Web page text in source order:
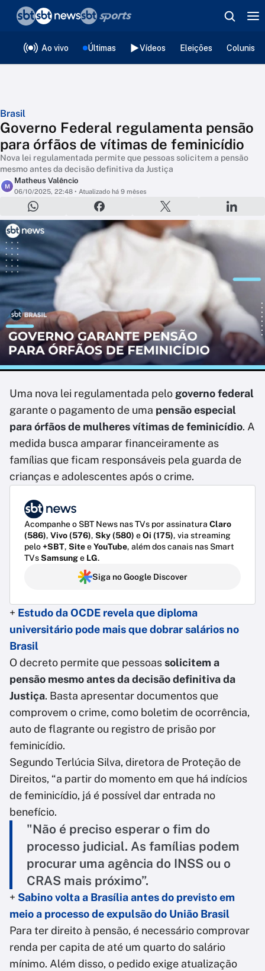
Ao vivo Últimas Vídeos Eleições
Brasil
Governo Federal regulamenta pensão
para órfãos de vítimas de feminicídio
Nova lei regulamentada permite que pessoas solicitem a pensão
mesmo antes da decisão definitiva da Justiça
M
Matheus Valêncio
06/10/2025, 22:48 • Atualizado há 9 mêses
Uma nova lei regulamentada pelo governo federal
garante o pagamento de uma pensão especial
para órfãos de mulheres vítimas de feminicídio. A
medida busca amparar financeiramente as
famílias que ficam responsáveis pela guarda de
crianças e adolescentes após o crime.
Acompanhe o SBT News nas TVs por assinatura Claro
(586), Vivo (576), Sky (580) eOi (175), via streaming
pelo+SBT, SiteeYouTube, além dos canais nas Smart
TVsSamsunge LG.
Siga no Google Discover
+ Estudo da OCDE revela que diploma
universitário pode mais que dobrar salários no
Brasil
O decreto permite que pessoassolicitem a
pensão mesmo antes da decisão definitiva da
Justiça. Basta apresentar documentos que
comprovem o crime, como boletim de ocorrência,
auto de flagrante ou registro de prisão por
feminicídio.
Segundo Terlúcia Silva, diretora de Proteção de
Direitos, “a partir do momento em que há indícios
de feminicídio, já é possível dar entrada no
benefício.
"Não é preciso esperar o fim do
processo judicial. As famílias podem
procurar uma agência do INSS ou o
CRAS mais próximo”.
+ Sabino volta a Brasília antes do previsto em
meio a processo de expulsão do União Brasil
Para ter direito à pensão, é necessário comprovar
renda per capita de até um quarto do salário
mínimo. Além disso, o pedido exige atualização
❮voltar
Editorias